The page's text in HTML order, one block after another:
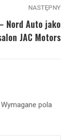
NASTĘPNY
Nord Auto jako
JAC Motors
Wymagane pola